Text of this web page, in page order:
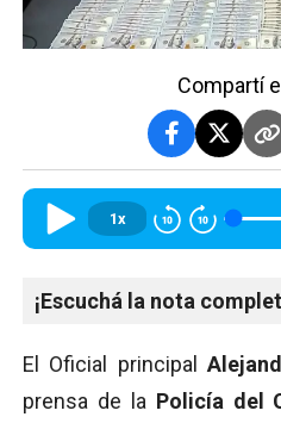
Compartí
1x
¡Escuchá la nota
El Oficial principal
prensa de la Policía del